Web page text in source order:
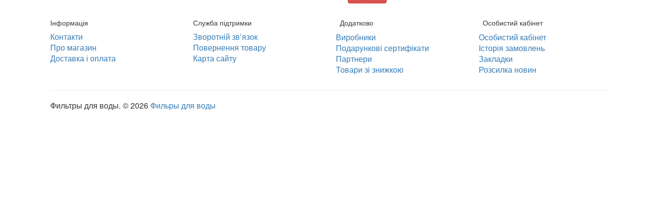
Інформація
Контакти
Про магазин
Доставка і оплата
Служба підтримки
Зворотній зв’язок
Повернення товару
Карта сайту
Додатково
Виробники
Подарункові сертифікати
Партнери
Товари зі знижкою
Особистий кабінет
Особистий кабінет
Історія замовлень
Закладки
Розсилка новин
Фильтры для воды. © 2026 Фильры для воды